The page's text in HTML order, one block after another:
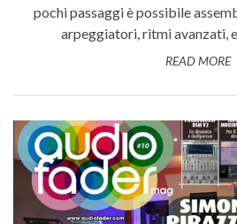
pochi passaggi è possibile
arpeggiatori, ritmi avanzati,
READ MORE